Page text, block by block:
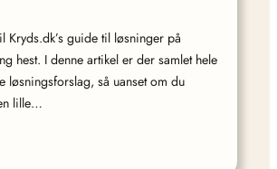
Kryds.dk’s guide til løsninger på
hest. I denne artikel er der samlet hele
løsningsforslag, så uanset om du
lille…